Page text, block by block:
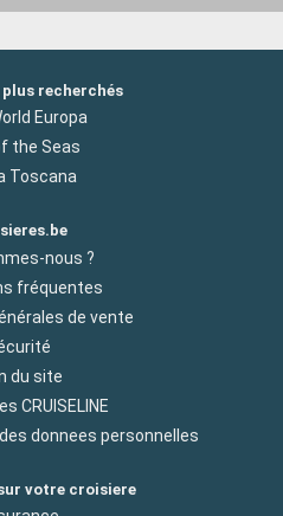
plus recherchés
Europa
the Seas
Toscana
nous ?
fréquentes
de vente
du site
CRUISELINE
donnees personnelles
votre croisiere